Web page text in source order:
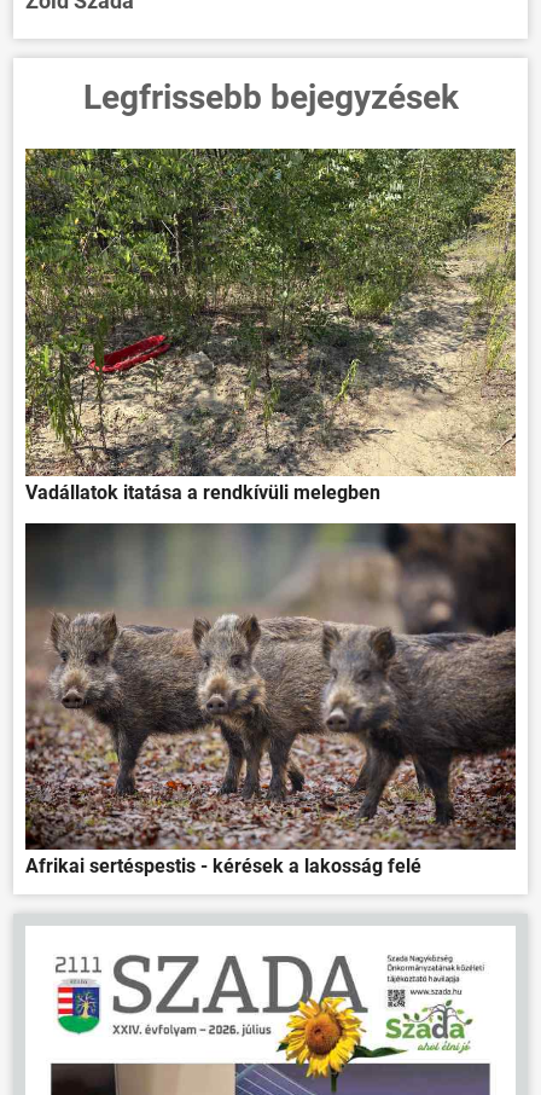
Legfrissebb bejegyzések
Vadállatok itatása a rendkívüli melegben
Afrikai sertéspestis - kérések a lakosság felé